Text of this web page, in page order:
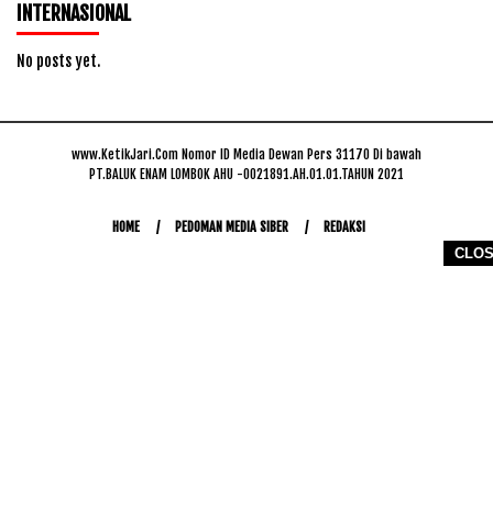
INTERNASIONAL
No posts yet.
www.KetikJari.Com Nomor ID Media Dewan Pers 31170 Di bawah
PT.BALUK ENAM LOMBOK AHU -0021891.AH.01.01.TAHUN 2021
HOME PEDOMAN MEDIA SIBER REDAKSI